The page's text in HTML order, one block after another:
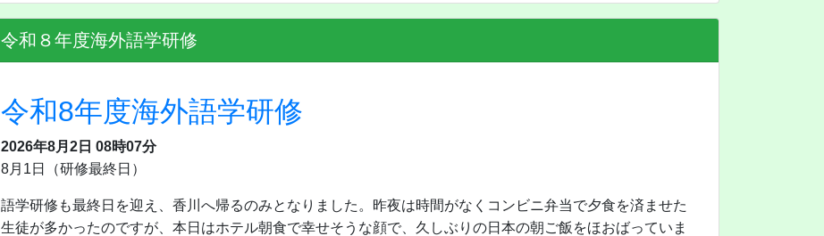
令和８年度海外語学研修
令和8年度海外語学研修
2026年8月2日 08時07分
8月1日（研修最終日）
語学研修も最終日を迎え、香川へ帰るのみとなりました。昨夜は時間がなくコンビニ弁当で夕食を済ませた
生徒が多かったのですが、本日はホテル朝食で幸せそうな顔で、久しぶりの日本の朝ご飯をほおばっていま